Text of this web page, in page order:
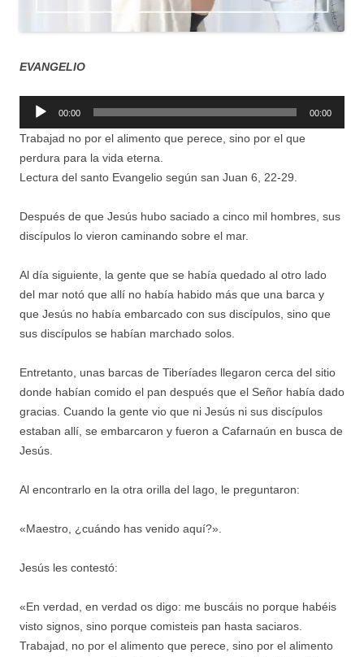
EVANGELIO
Reproductor
audio
00:00 00:00
Trabajad no por el alimento que perece, sino por el que
perdura para la vida eterna.
Lectura del santo Evangelio según san Juan 6, 22-29.
Después de que Jesús hubo saciado a cinco mil hombres, sus
discípulos lo vieron caminando sobre el mar.
Al día siguiente, la gente que se había quedado al otro lado
del mar notó que allí no había habido más que una barca y
que Jesús no había embarcado con sus discípulos, sino que
sus discípulos se habían marchado solos.
Entretanto, unas barcas de Tiberíades llegaron cerca del sitio
donde habían comido el pan después que el Señor había dado
gracias. Cuando la gente vio que ni Jesús ni sus discípulos
estaban allí, se embarcaron y fueron a Cafarnaún en busca de
Jesús.
Al encontrarlo en la otra orilla del lago, le preguntaron:
«Maestro, ¿cuándo has venido aquí?».
Jesús les contestó:
«En verdad, en verdad os digo: me buscáis no porque habéis
visto signos, sino porque comisteis pan hasta saciaros.
Trabajad, no por el alimento que perece, sino por el alimento